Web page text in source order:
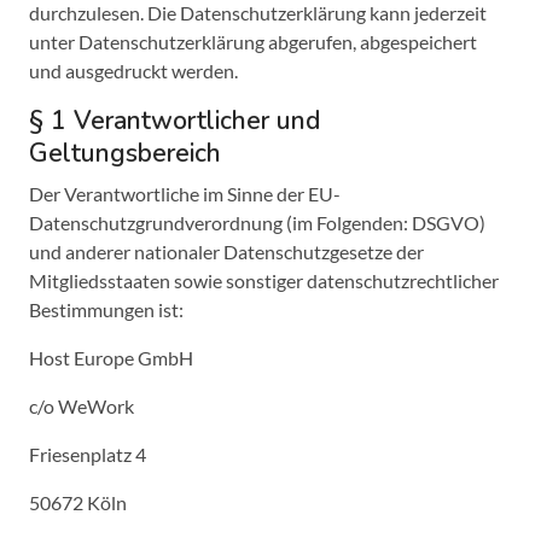
durchzulesen. Die Datenschutzerklärung kann jederzeit
unter Datenschutzerklärung abgerufen, abgespeichert
und ausgedruckt werden.
§ 1 Verantwortlicher und
Geltungsbereich
Der Verantwortliche im Sinne der EU-
Datenschutzgrundverordnung (im Folgenden: DSGVO)
und anderer nationaler Datenschutzgesetze der
Mitgliedsstaaten sowie sonstiger datenschutzrechtlicher
Bestimmungen ist:
Host Europe GmbH
c/o WeWork
Friesenplatz 4
50672 Köln